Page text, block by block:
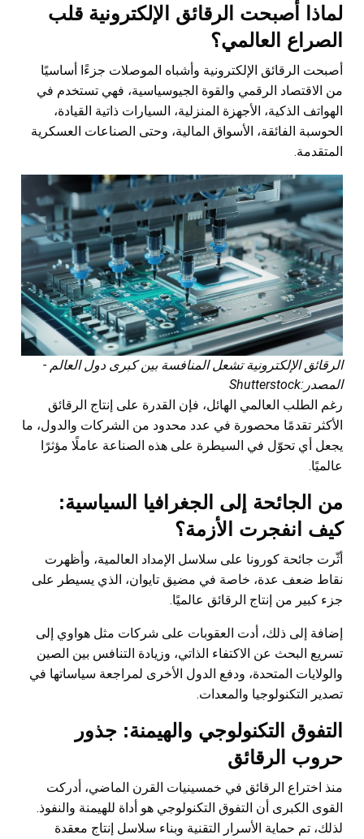
لماذا أصبحت الرقائق الإلكترونية قلب
الصراع العالمي؟
أصبحت الرقائق الإلكترونية وأشباه الموصلات جزءًا أساسيًا
من الاقتصاد الرقمي والقوة الجيوسياسية، فهي تستخدم في
الهواتف الذكية، الأجهزة المنزلية، السيارات ذاتية القيادة،
الحوسبة الفائقة، الأسواق المالية، وحتى الصناعات العسكرية
المتقدمة.
الرقائق الإلكترونية تشعل المنافسة بين كبرى دول العالم -
المصدر:Shutterstock
رغم الطلب العالمي الهائل، فإن القدرة على إنتاج الرقائق
الأكثر تقدمًا محصورة في عدد محدود من الشركات والدول، ما
يجعل أي تحوّل في السيطرة على هذه الصناعة عاملًا مؤثرًا
عالميًا.
من الجائحة إلى الجغرافيا السياسية:
كيف انفجرت الأزمة؟
أثّرت جائحة كورونا على سلاسل الإمداد العالمية، وأظهرت
نقاط ضعف عدة، خاصة في مضيق تايوان، الذي يسيطر على
جزء كبير من إنتاج الرقائق عالميًا.
إضافة إلى ذلك، أدت العقوبات على شركات مثل هواوي إلى
تسريع البحث عن الاكتفاء الذاتي، وزيادة التنافس بين الصين
والولايات المتحدة، ودفع الدول الأخرى لمراجعة سياساتها في
تصدير التكنولوجيا والمعدات.
التفوق التكنولوجي والهيمنة: جذور
حروب الرقائق
منذ اختراع الرقائق في خمسينيات القرن الماضي، أدركت
القوى الكبرى أن التفوق التكنولوجي هو أداة للهيمنة والنفوذ.
لذلك، تم حماية الأسرار التقنية وبناء سلاسل إنتاج معقدة